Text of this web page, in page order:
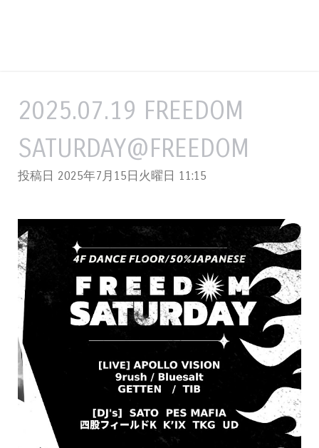
2025.07.19 FREEDOM
SATURDAY@FREEDOM
投稿日 2025年7月15日火曜日 11:15